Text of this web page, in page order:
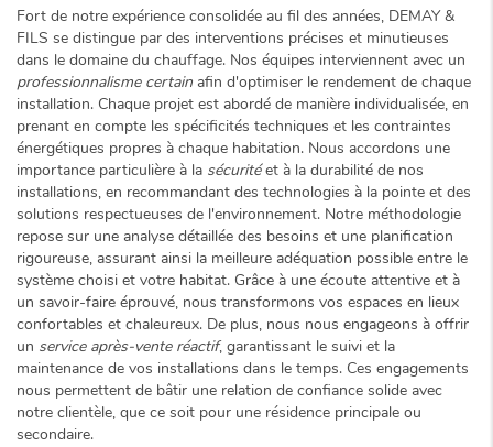
Fort de notre expérience consolidée au fil des années, DEMAY &
FILS se distingue par des interventions précises et minutieuses
dans le domaine du chauffage. Nos équipes interviennent avec un
professionnalisme certain afin d'optimiser le rendement de chaque
installation. Chaque projet est abordé de manière individualisée, en
prenant en compte les spécificités techniques et les contraintes
énergétiques propres à chaque habitation. Nous accordons une
importance particulière à la sécuritéet à la durabilité de nos
installations, en recommandant des technologies à la pointe et des
solutions respectueuses de l'environnement. Notre méthodologie
repose sur une analyse détaillée des besoins et une planification
rigoureuse, assurant ainsi la meilleure adéquation possible entre le
système choisi et votre habitat. Grâce à une écoute attentive et à
un savoir-faire éprouvé, nous transformons vos espaces en lieux
confortables et chaleureux. De plus, nous nous engageons à offrir
un service après-vente réactif, garantissant le suivi et la
maintenance de vos installations dans le temps. Ces engagements
nous permettent de bâtir une relation de confiance solide avec
notre clientèle, que ce soit pour une résidence principale ou
secondaire.